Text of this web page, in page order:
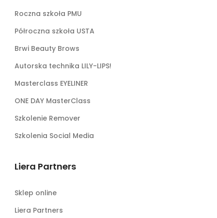
Roczna szkoła PMU
Półroczna szkoła USTA
Brwi Beauty Brows
Autorska technika LILY-LIPS!
Masterclass EYELINER
ONE DAY MasterClass
Szkolenie Remover
Szkolenia Social Media
Liera Partners
Sklep online
Liera Partners